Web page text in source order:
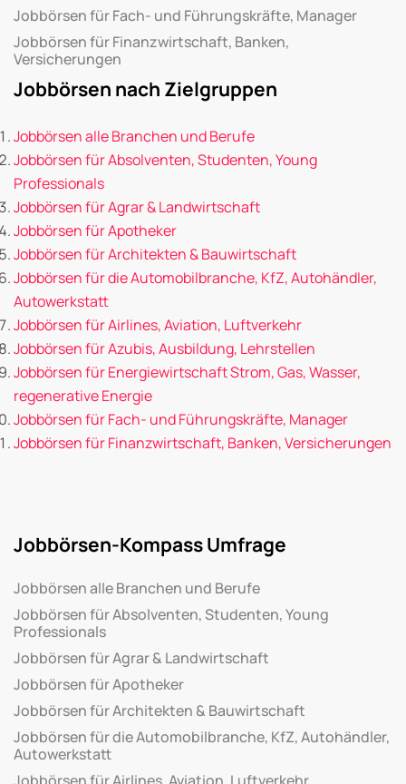
Jobbörsen für Fach- und Führungskräfte, Manager
Jobbörsen für Finanzwirtschaft, Banken,
Versicherungen
Jobbörsen nach Zielgruppen
Jobbörsen alle Branchen und Berufe
Jobbörsen für Absolventen, Studenten, Young
Professionals
Jobbörsen für Agrar & Landwirtschaft
Jobbörsen für Apotheker
Jobbörsen für Architekten & Bauwirtschaft
Jobbörsen für die Automobilbranche, KfZ, Autohändler,
Autowerkstatt
Jobbörsen für Airlines, Aviation, Luftverkehr
Jobbörsen für Azubis, Ausbildung, Lehrstellen
Jobbörsen für Energiewirtschaft Strom, Gas, Wasser,
regenerative Energie
Jobbörsen für Fach- und Führungskräfte, Manager
Jobbörsen für Finanzwirtschaft, Banken, Versicherungen
Jobbörsen-Kompass Umfrage
Jobbörsen alle Branchen und Berufe
Jobbörsen für Absolventen, Studenten, Young
Professionals
Jobbörsen für Agrar & Landwirtschaft
Jobbörsen für Apotheker
Jobbörsen für Architekten & Bauwirtschaft
Jobbörsen für die Automobilbranche, KfZ, Autohändler,
Autowerkstatt